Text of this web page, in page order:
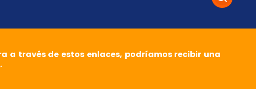
a través de estos enlaces, podríamos recibir una